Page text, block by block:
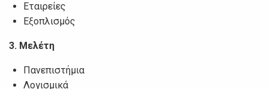
Εταιρείες
Εξοπλισμός
3. Μελέτη
Πανεπιστήμια
Λογισμικά